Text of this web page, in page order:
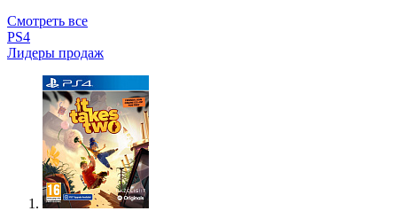
Смотреть все
PS4
Лидеры продаж